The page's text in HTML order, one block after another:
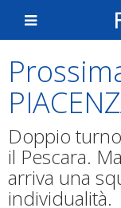
Doppio
il Pescara.
arriva una
individualità.